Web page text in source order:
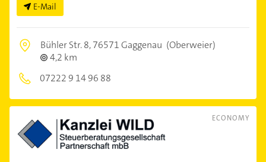
E-Mail
Bühler Str. 8,76571 Gaggenau (Oberweier)
4,2 km
07222 9 14 96 88
ECONOMY